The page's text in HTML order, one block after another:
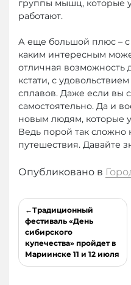
группы мышц, которые
работают.
А еще большой плюс –
каким интересным
отличная возможность
кстати, с
сплавов. Даже если вы
самостоятельно. Да и
новым людям, которые
Ведь порой так
путешествия. Давайте
Опубликовано в
Навигация
по
записям
Традиционный
фестиваль «День
сибирского
купечества» пройдет в
Мариинске 11 и 12 июля